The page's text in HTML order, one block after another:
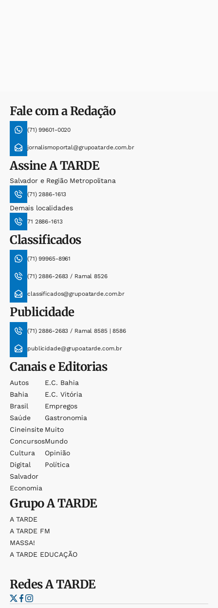
Fale com a Redação
(71) 99601-0020
jornalismoportal@grupoatarde.com.br
AssineA TARDE
Salvador e Região Metropolitana
(71) 2886-1613
Demais localidades
71 2886-1613
Classificados
(71) 99965-8961
(71) 2886-2683 / Ramal 8526
classificados@grupoatarde.com.br
Publicidade
(71) 2886-2683 / Ramal 8585 | 8586
publicidade@grupoatarde.com.br
Canais e Editorias
Autos
Bahia
Brasil
Saúde
Cineinsite
Concursos
Cultura
Digital
Salvador
Economia
E.c. Bahia
E.c. Vitória
Empregos
Gastronomia
Muito
Mundo
Opinião
Política
GrupoA TARDE
A TARDE
A TARDE FM
MASSA!
A TARDE EDUCAÇÃO
RedesA TARDE